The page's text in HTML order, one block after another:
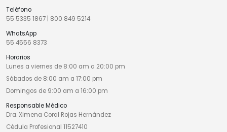
Teléfono
55 5335 1867
800 849 5214
WhatsApp
55 4556 8373
Horarios
Lunes a viernes de 8:00 am a 20:00 pm
Sábados de 8:00 am a 17:00 pm
Domingos de 9:00 am a 16:00 pm
Responsable Médico
Dra. Ximena Coral Rojas Hernández
Cédula Profesional 11527410